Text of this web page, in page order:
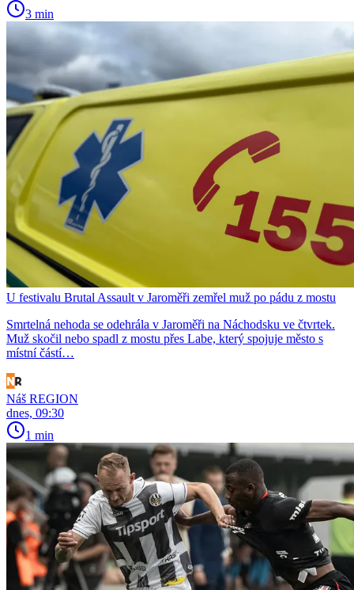
3 min
U festivalu Brutal Assault v Jaroměři zemřel muž po pádu z mostu
Smrtelná nehoda se odehrála v Jaroměři na Náchodsku ve čtvrtek.
Muž skočil nebo spadl z mostu přes Labe, který spojuje město s
místní částí…
Náš REGION
dnes, 09:30
1 min